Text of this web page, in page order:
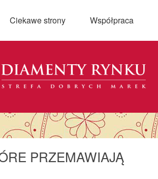
Ciekawe strony Współpraca
PRZEMAWIAJĄ